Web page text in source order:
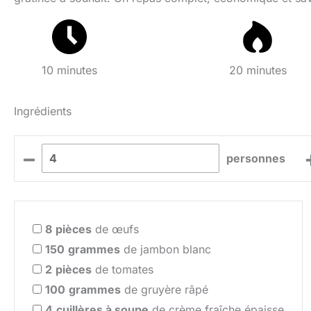
10 minutes 20 minutes
Ingrédients
– personnes
8 pièces de œufs
150 grammes de jambon blanc
2 pièces de tomates
100 grammes de gruyère râpé